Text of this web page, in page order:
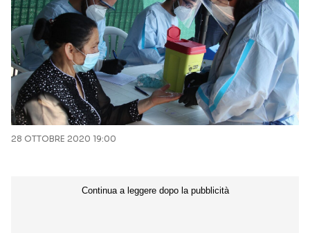
28 OTTOBRE 2020 19:00